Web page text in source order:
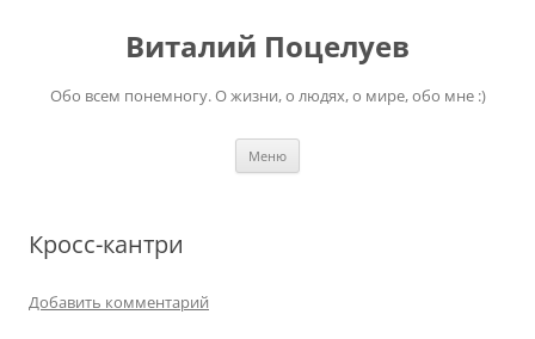
содержимомуВиталий Поцелуев
Обо всем понемногу. О жизни, о людях, о мире, обо мне :)
Меню
Кросс-кантри
Добавить комментарий